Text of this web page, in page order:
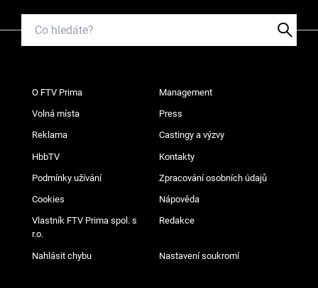
O FTV Prima Management
Volná místa Press
Reklama Castingy a výzvy
HbbTV Kontakty
Podmínky užívání Zpracování osobních údajů
Cookies Nápověda
Vlastník FTV Prima spol. s
r.o.
Redakce
Nahlásit chybu Nastavení soukromí